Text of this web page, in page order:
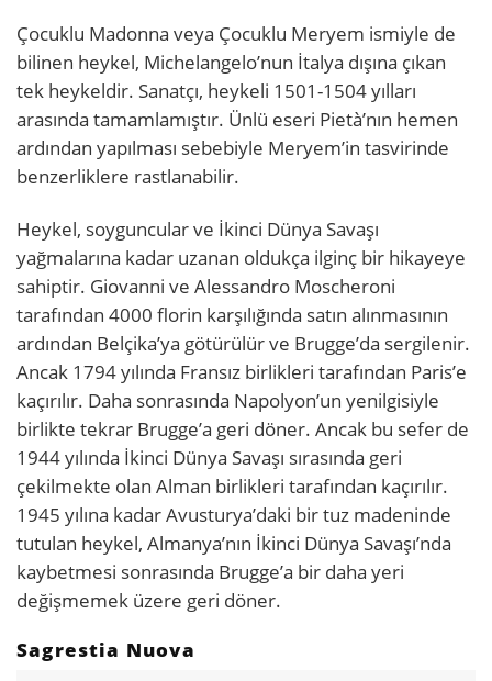
Çocuklu Madonna veya Çocuklu Meryem ismiyle de
bilinen heykel, Michelangelo’nun İtalya dışına çıkan
tek heykeldir. Sanatçı, heykeli 1501-1504 yılları
arasında tamamlamıştır. Ünlü eseri Pietà’nın hemen
ardından yapılması sebebiyle Meryem’in tasvirinde
benzerliklere rastlanabilir.
Heykel, soyguncular ve İkinci Dünya Savaşı
yağmalarına kadar uzanan oldukça ilginç bir hikayeye
sahiptir. Giovanni ve Alessandro Moscheroni
tarafından 4000 florin karşılığında satın alınmasının
ardından Belçika’ya götürülür ve Brugge’da sergilenir.
Ancak 1794 yılında Fransız birlikleri tarafından Paris’e
kaçırılır. Daha sonrasında Napolyon’un yenilgisiyle
birlikte tekrar Brugge’a geri döner. Ancak bu sefer de
1944 yılında İkinci Dünya Savaşı sırasında geri
çekilmekte olan Alman birlikleri tarafından kaçırılır.
1945 yılına kadar Avusturya’daki bir tuz madeninde
tutulan heykel, Almanya’nın İkinci Dünya Savaşı’nda
kaybetmesi sonrasında Brugge’a bir daha yeri
değişmemek üzere geri döner.
Sagrestia Nuova